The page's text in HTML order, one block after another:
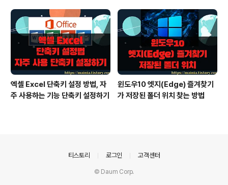
엑셀 Excel 단축키 설정 방법, 자
주 사용하는 기능 단축키 설정하기
윈도우10 엣지(Edge) 즐겨찾기
가 저장된 폴더 위치 찾는 방법
티스토리 로그인 고객센터
© Daum Corp.